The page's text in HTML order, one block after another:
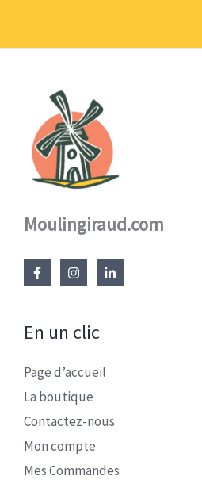
Moulingiraud.com
En un clic
Page d’accueil
La boutique
Contactez-nous
Mon compte
Mes Commandes